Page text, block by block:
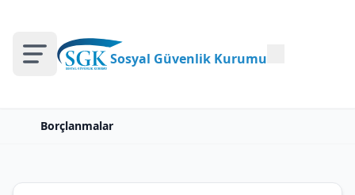
Sosyal Güvenlik Kurumu
Borçlanmalar